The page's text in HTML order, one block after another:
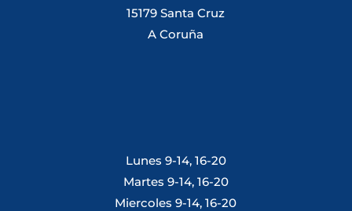
15179 Santa Cruz
A Coruña
Lunes 9-14, 16-20
Martes 9-14, 16-20
Miercoles 9-14, 16-20